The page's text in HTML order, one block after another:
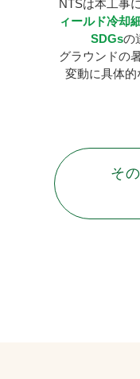
NTSは本工事
ィールド冷却
SDGsの
グラウンドの
変動に具体的
そ